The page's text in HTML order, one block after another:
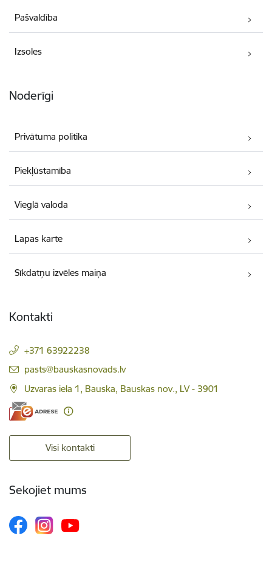
Pašvaldība
Izsoles
Noderīgi
Privātuma politika
Piekļūstamība
Vieglā valoda
Lapas karte
Sīkdatņu izvēles maiņa
Kontakti
+371 63922238
E-pasts:
pasts@bauskasnovads.lv
Uzvaras iela 1, Bauska, Bauskas nov., LV - 3901
Visi kontakti
Sekojiet mums